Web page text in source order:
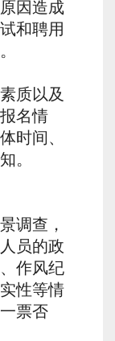
因造成
和聘用
质以及
名情
时间、
。
调查，
员的政
作风纪
性等情
票否